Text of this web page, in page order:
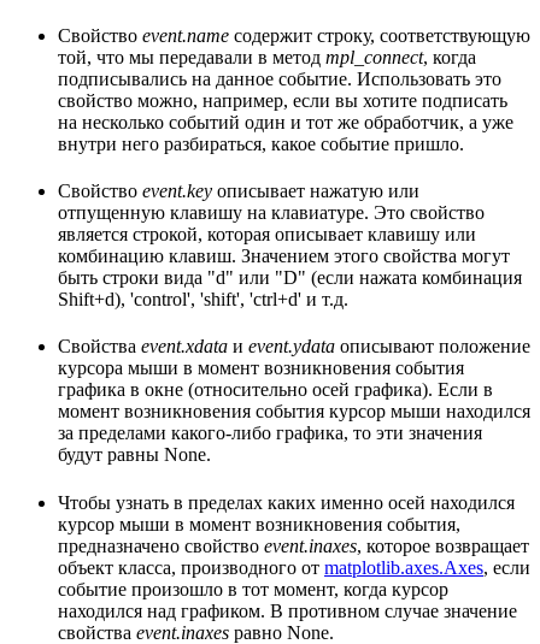
Свойство event.name содержит строку, соответствующую
той, что мы передавали в метод mpl_connect, когда
подписывались на данное событие. Использовать это
свойство можно, например, если вы хотите подписать
на несколько событий один и тот же обработчик, а уже
внутри него разбираться, какое событие пришло.
Свойство event.key описывает нажатую или
отпущенную клавишу на клавиатуре. Это свойство
является строкой, которая описывает клавишу или
комбинацию клавиш. Значением этого свойства могут
быть строки вида "d" или "D" (если нажата комбинация
Shift+d), 'control', 'shift', 'ctrl+d' и т.д.
Свойства event.xdata и event.ydata описывают положение
курсора мыши в момент возникновения события
графика в окне (относительно осей графика). Если в
момент возникновения события курсор мыши находился
за пределами какого-либо графика, то эти значения
будут равны None.
Чтобы узнать в пределах каких именно осей находился
курсор мыши в момент возникновения события,
предназначено свойство event.inaxes, которое возвращает
объект класса, производного от matplotlib.axes.Axes, если
событие произошло в тот момент, когда курсор
находился над графиком. В противном случае значение
свойства event.inaxes равно None.